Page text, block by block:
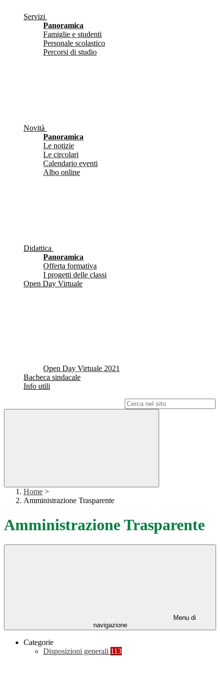
Servizi
Panoramica
Famiglie e studenti
Personale scolastico
Percorsi di studio
Novità
Panoramica
Le notizie
Le circolari
Calendario eventi
Albo online
Didattica
Panoramica
Offerta formativa
I progetti delle classi
Open Day Virtuale
Open Day Virtuale 2021
Bacheca sindacale
Info utili
Home >
Amministrazione Trasparente
Amministrazione Trasparente
Menu di
navigazione
Categorie
Disposizioni generali 113